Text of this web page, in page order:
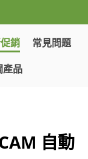
銷
常見問題
產品
自動